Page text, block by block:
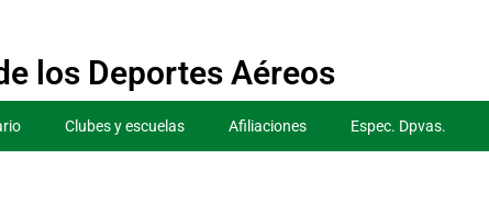
los Deportes Aéreos
Clubes y escuelas Afiliaciones Espec. Dpvas.